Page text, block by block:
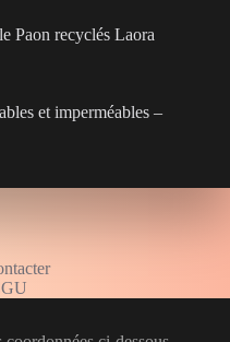
Paon recyclés Laora
et imperméables –